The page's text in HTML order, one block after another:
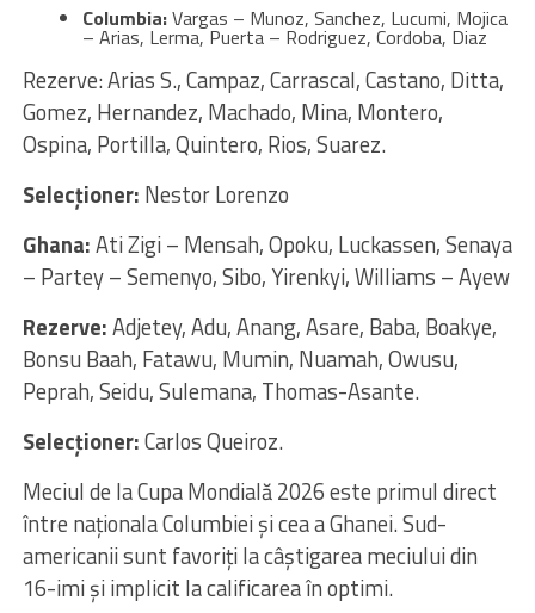
Columbia:Vargas – Munoz, Sanchez, Lucumi, Mojica
– Arias, Lerma, Puerta – Rodriguez, Cordoba, Diaz
Rezerve: Arias S., Campaz, Carrascal, Castano, Ditta,
Gomez, Hernandez, Machado, Mina, Montero,
Ospina, Portilla, Quintero, Rios, Suarez.
Selecționer: Nestor Lorenzo
Ghana:Ati Zigi – Mensah, Opoku, Luckassen, Senaya
– Partey – Semenyo, Sibo, Yirenkyi, Williams – Ayew
Rezerve:Adjetey, Adu, Anang, Asare, Baba, Boakye,
Bonsu Baah, Fatawu, Mumin, Nuamah, Owusu,
Peprah, Seidu, Sulemana, Thomas-Asante.
Selecționer:Carlos Queiroz.
Meciul de la Cupa Mondială 2026 este primul direct
între naționala Columbiei și cea a Ghanei. Sud-
americanii sunt favoriți la câștigarea meciului din
16-imi și implicit la calificarea în optimi.